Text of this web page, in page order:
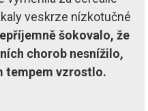
veskrze nízkotučné
šokovalo, že
chorob nesnížilo,
tempem vzrostlo.